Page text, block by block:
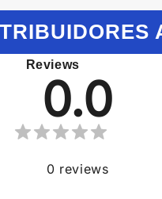
Reviews
0.0
0 reviews